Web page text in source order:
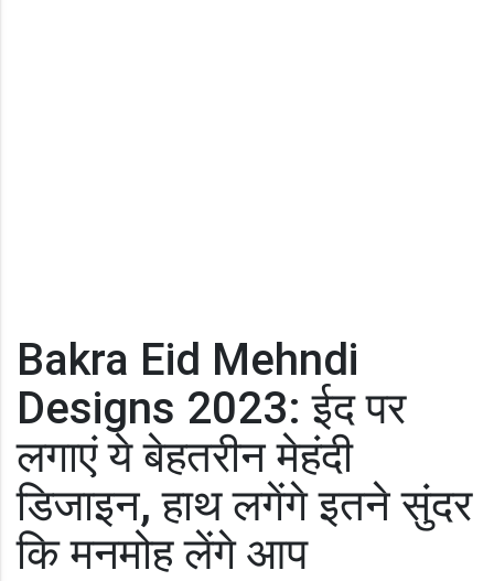
Bakra Eid Mehndi
Designs 2023: ईद पर
लगाएं ये बेहतरीन मेहंदी
डिजाइन, हाथ लगेंगे इतने सुंदर
कि मनमोह लेंगे आप